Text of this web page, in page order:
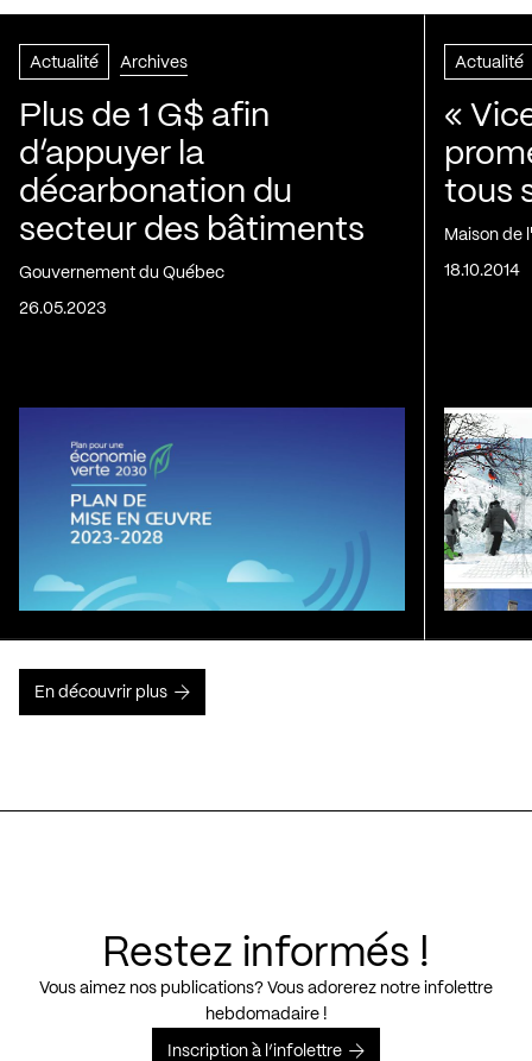
Actualité Archives
Plus de 1 G$ afin
d’appuyer la
décarbonation du
secteur des bâtiments
Gouvernement du Québec
26.05.2023
Actualité
«
tous
Maison de
18.10.2014
En découvrir plus
Restez informés !
Vous aimez nos publications? Vous adorerez notre infolettre
hebdomadaire !
Inscription à l’infolettre